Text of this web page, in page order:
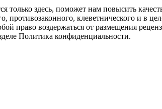
только здесь, поможет нам повысить
противозаконного, клеветнического и в
право воздержаться от размещения
Политика конфиденциальности.